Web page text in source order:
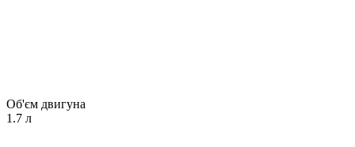
Об'єм двигуна
1.7 л